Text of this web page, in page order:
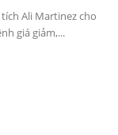
Ali Martinez cho
giá giảm,...